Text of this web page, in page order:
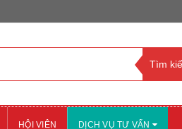
HỘI VIÊN DỊCH VỤ TƯ VẤN